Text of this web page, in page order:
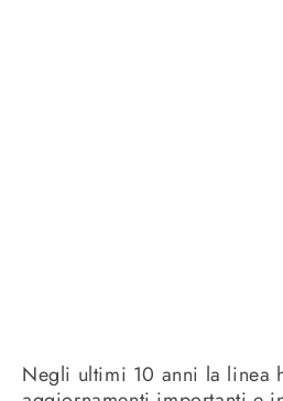
Negli ultimi 10 anni la linea